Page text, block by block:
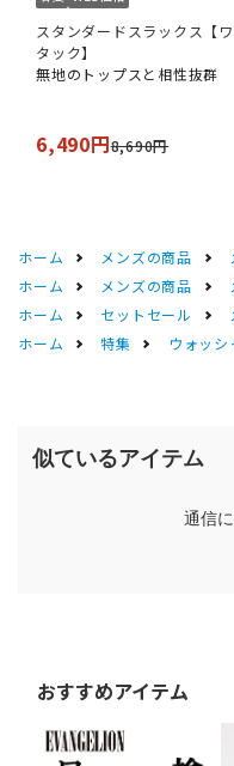
スタンダードスラックス【
タック】
無地のトップスと相性抜群
6,490円8,690円
ホーム メンズの商品
ホーム
メンズの商品
ホーム
セットセール
ホーム
特集 ウォッ